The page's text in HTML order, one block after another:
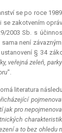
se po roce
se zakotvením
2003 Sb. s
není
§ 34
veřejná zeleň,
".
literatura
pro
a to bez